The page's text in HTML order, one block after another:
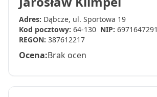
Adres: Dąbcze, ul. Sportowa 19
Kod pocztowy: 64-130 NIP: 6971647291
REGON: 387612217
Ocena:Brak ocen